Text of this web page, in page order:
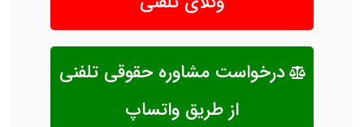
درخواست مشاوره حقوقی تلفنی
از طریق واتساپ